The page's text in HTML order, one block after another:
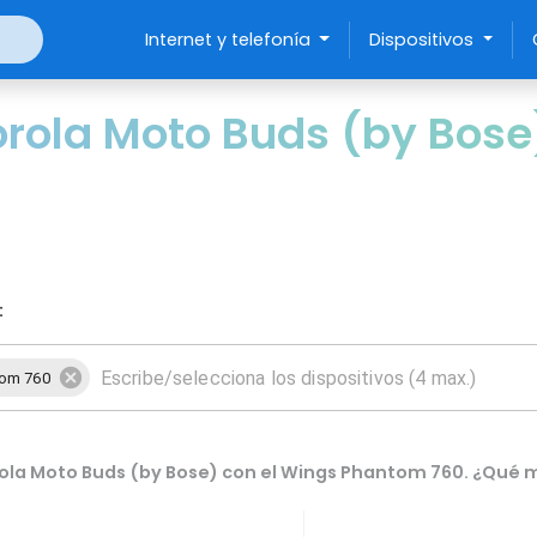
Internet y telefonía Dispositivos
Moto Buds (by
760
Moto Buds (by Bose) con el Wings Phantom 760. ¿Qué